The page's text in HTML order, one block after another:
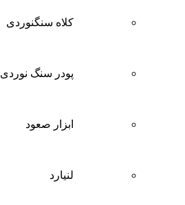
کلاه سنگنوردی
پودر سنگ نوردی
ابزار صعود
لنیارد